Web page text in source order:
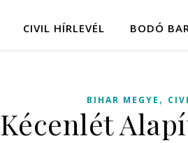
CIVIL HÍRLEVÉL BODÓ
BIHAR MEGYE ,
Kécenlét